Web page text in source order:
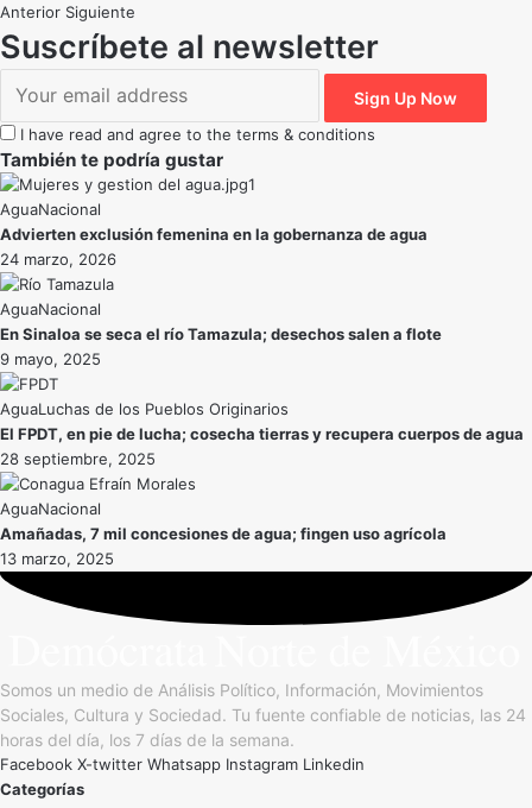
Anterior Siguiente
Suscríbete al newsletter
I have read and agree to the terms & conditions
También te podría gustar
AguaNacional
Advierten exclusión femenina en la gobernanza de agua
24 marzo, 2026
AguaNacional
En Sinaloa se seca el río Tamazula; desechos salen a flote
9 mayo, 2025
AguaLuchas de los Pueblos Originarios
El FPDT, en pie de lucha; cosecha tierras y recupera cuerpos de agua
28 septiembre, 2025
AguaNacional
Amañadas, 7 mil concesiones de agua; fingen uso agrícola
13 marzo, 2025
Somos un medio de Análisis Político, Información, Movimientos
Sociales, Cultura y Sociedad. Tu fuente confiable de noticias, las 24
horas del día, los 7 días de la semana.
Facebook X-twitter Whatsapp Instagram Linkedin
Categorías